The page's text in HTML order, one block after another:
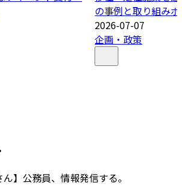
の事例と取り組み
2026-07-07
企画・政策
ん】公務員、情報発信する。